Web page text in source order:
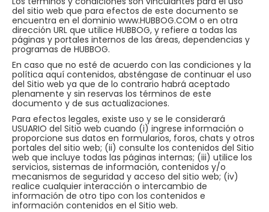
del sitio web que para efectos de este documento se
encuentra en el dominio www.HUBBOG.COM o en otra
dirección URL que utilice HUBBOG, y refiere a todas las
páginas y portales internos de las áreas, dependencias y
programas de HUBBOG.
En caso que no esté de acuerdo con las condiciones y la
política aquí contenidos, absténgase de continuar el uso
del Sitio web ya que de lo contrario habrá aceptado
plenamente y sin reservas los términos de este
documento y de sus actualizaciones.
Para efectos legales, existe uso y se le considerará
USUARIO del Sitio web cuando (i) ingrese información o
proporcione sus datos en formularios, foros, chats y otros
portales del sitio web; (ii) consulte los contenidos del Sitio
web que incluye todas las páginas internas; (iii) utilice los
servicios, sistemas de información, contenidos y/o
mecanismos de seguridad y acceso del sitio web; (iv)
realice cualquier interacción o intercambio de
información de otro tipo con los contenidos e
información contenidos en el Sitio web.